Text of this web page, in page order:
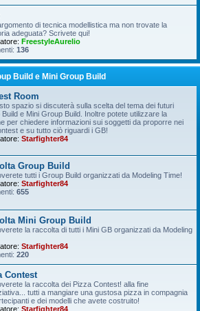
di tecnica modellistica ma non trovate la
adeguata? Scrivete qui!
FreestyleAurelio
136
Build e Mini Group Build
Room
spazio si discuterà sulla scelta del tema dei futuri
e Mini Group Build. Inoltre potete utilizzare la
per chiedere informazioni sui soggetti da proporre nei
e su tutto ciò riguardi i GB!
Starfighter84
Group Build
tutti i Group Build organizzati da Modeling Time!
Starfighter84
655
Mini Group Build
la raccolta di tutti i Mini GB organizzati da Modeling
Starfighter84
220
Contest
la raccolta dei Pizza Contest! alla fine
tutti a mangiare una gustosa pizza in compagnia
e dei modelli che avete costruito!
Starfighter84